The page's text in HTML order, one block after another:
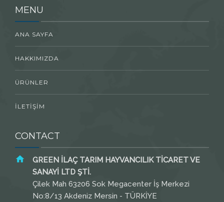
MENU
ANA SAYFA
HAKKIMIZDA
ÜRÜNLER
İLETİŞİM
CONTACT
GREEN İLAÇ TARIM HAYVANCILIK TİCARET VE
SANAYİ LTD ŞTİ.
Çilek Mah 63206 Sok Megacenter İş Merkezi
No:8/13 Akdeniz Mersin - TÜRKİYE